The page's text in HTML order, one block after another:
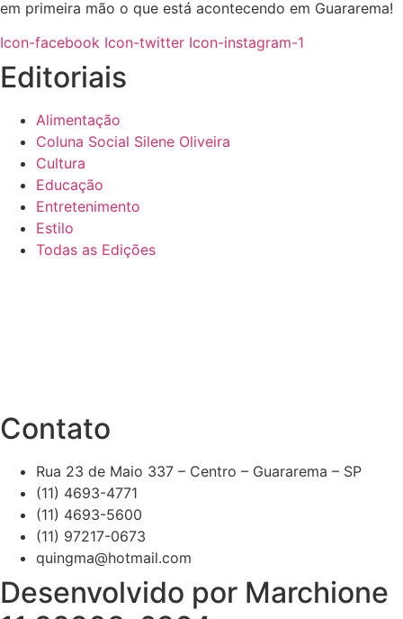
em primeira mão o que está acontecendo em Guararema!
Icon-facebook Icon-twitter Icon-instagram-1
Editoriais
Alimentação
Coluna Social Silene Oliveira
Cultura
Educação
Entretenimento
Estilo
Todas as Edições
Contato
Rua 23 de Maio 337 – Centro – Guararema – SP
(11) 4693-4771
(11) 4693-5600
(11) 97217-0673
quingma@hotmail.com
Desenvolvido por Marchione